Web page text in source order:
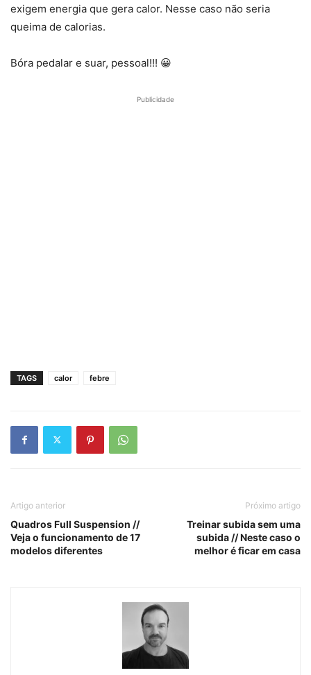
exigem energia que gera calor. Nesse caso não seria
queima de calorias.
Bóra pedalar e suar, pessoal!!! 😀
Publicidade
TAGS calor febre
Artigo anterior
Quadros Full Suspension //
Veja o funcionamento de 17
modelos diferentes
Próximo artigo
Treinar subida sem uma
subida // Neste caso o
melhor é ficar em casa